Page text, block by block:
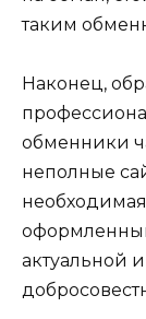
таким
Наконец,
обменники
неполные
актуальной